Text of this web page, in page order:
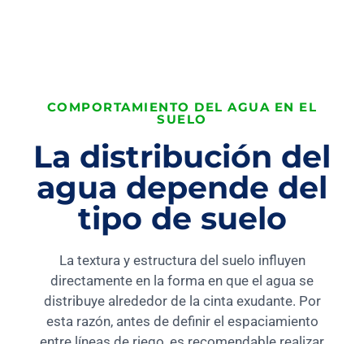
COMPORTAMIENTO DEL AGUA EN EL
SUELO
La distribución del
agua depende del
tipo de suelo
La textura y estructura del suelo influyen
directamente en la forma en que el agua se
distribuye alrededor de la cinta exudante. Por
esta razón, antes de definir el espaciamiento